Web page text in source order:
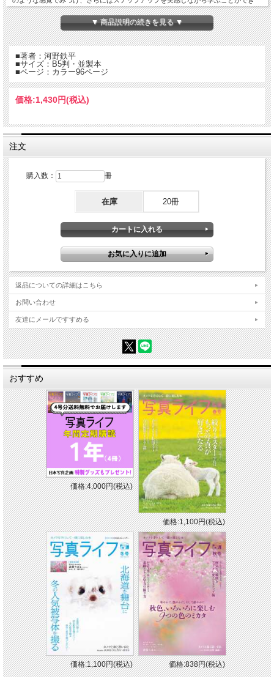
る。
＜レタッチ＞の章も設けて撮影後もフォロー。その他、撮影の基礎知識やコラムな
ど、読みごたえのある構成になっています。
序章-基礎編
第1章-初心者編
1. ふんわり背景をぼかした花畑の花 2. ドラマチックな夕暮れ風景 3. カフェスイー
ツをこっくり調に 4. 背景をぼかした人物 5. 赤みを強調した紅葉 6. 粒子感のある手
持ち夜景 7. 犬の瞳にピントを合わせて 8. モノクロで雰囲気のよいスナップ 9. 広く
▼第2章-中級者編
1. 人物をドラマチックに 2. 明るくやわらかいトーンの桜 3. 水流が感じられる滝 4.
ローアングルからの開放的な花 5. 子どもの躍動感 6. 鮮やかできれいな夜景 7. 雄大
で色鮮やかな海 8. 向かってくる電車 9. 部屋を広くいい雰囲気で コラム「保存形式
1. 前ボケを入れたポートレート 2. 日の沈んだあとの幻想的な夜景 3. 魚眼レンズで
撮る動物 4. 光跡を入れたダイナミックな風景 5. 行き交う人をシルエットでぶらす
ぶらした風景 コラム「おすすめの構図パターン」
1. 雄大な樹氷と富士山 2. ライティングしたポートレート 3. 真俯瞰のテーブルフォ
ト 4. ジャンクションの夜景とテールランプ 5. 多重露光でアートな写真 コラム「ボ
ケを演出する4つの方法」
第5章-RAW現像編
1. RAW現像ソフトの役割と管理方法 2. 自然風景を色鮮やかに 3. テーブルフォトを
フィルム調に 4. プロファイルでレトロ調に 5. 明暗差補正とカラーグレーディング
6. 円形フィルターでモノクロ補正 7. トリミングと消去 コラム「メモリーカードの
選び方」
▼ 商品説明の続きを見る ▼
■著者：河野鉄平
■サイズ：B5判・並製本
■ページ：カラー96ページ
価格:1,430円(税込)
注文
購入数： 冊
在庫 20冊
返品についての詳細はこちら
お問い合わせ
友達にメールですすめる
おすすめ
価格:4,000円(税込)
価格:1,100円(税込)
価格:1,100円(税込) 価格:838円(税込)